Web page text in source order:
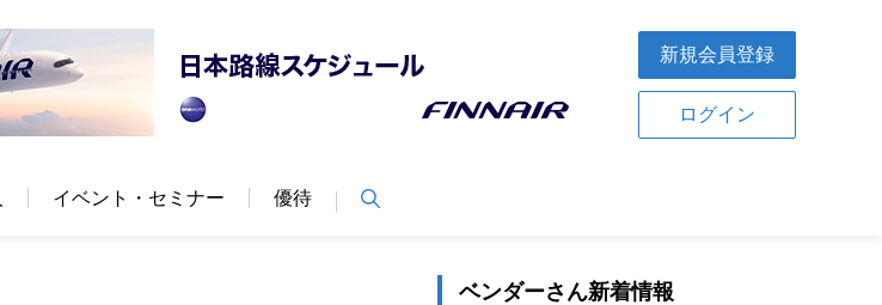
新規会員登録
ログイン
イベント・セミナー 優待
ベンダーさん新着情報